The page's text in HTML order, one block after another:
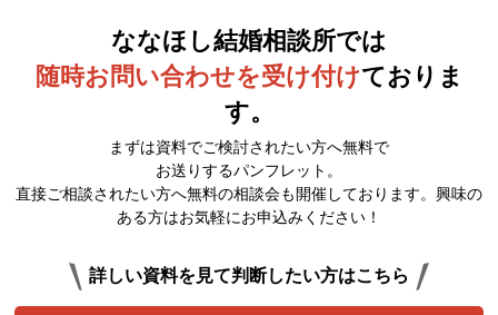
ななほし結婚相談所では
随時お問い合わせを受け付けておりま
す。
まずは資料でご検討されたい方へ無料で
お送りするパンフレット。
直接ご相談されたい方へ無料の相談会も開催しております。興味の
ある方はお気軽にお申込みください！
詳しい資料を見て判断したい方はこちら